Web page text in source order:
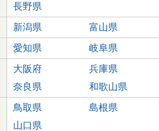
長野県
新潟県 富山県
愛知県 岐阜県
大阪府
兵庫県
奈良県
和歌山県
鳥取県
島根県
山口県